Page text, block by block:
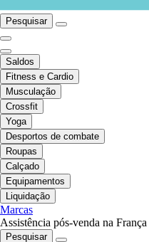
Pesquisar
Saldos
Fitness e Cardio
Musculação
Crossfit
Yoga
Desportos de combate
Roupas
Calçado
Equipamentos
Liquidação
Marcas
Assistência pós-venda na França
Pesquisar